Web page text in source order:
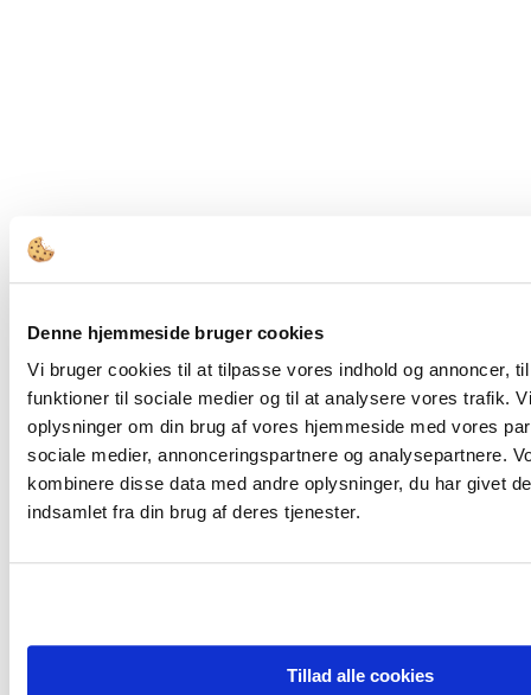
Denne hjemmeside bruger cookies
Vi bruger cookies til at tilpasse vores indhold og annoncer,
funktioner til sociale medier og til at analysere vores trafik.
oplysninger om din brug af vores hjemmeside med vores
sociale medier, annonceringspartnere og analysepartnere.
kombinere disse data med andre oplysninger, du har givet
indsamlet fra din brug af deres tjenester.
Tillad alle cookies
FORSIDE
Bestyrelsesopgaver
Governance
Bestyrelsesledelse
Bestyrelsessammensætning
Den Offentlige Styringskæde
Diversitet
Ejerskab
Compliance & Kodeks